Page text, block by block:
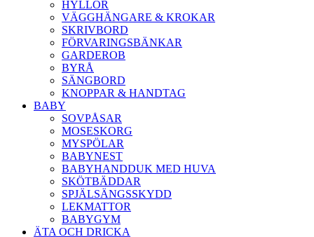
HYLLOR
VÄGGHÄNGARE & KROKAR
SKRIVBORD
FÖRVARINGSBÄNKAR
GARDEROB
BYRÅ
SÄNGBORD
KNOPPAR & HANDTAG
BABY
SOVPÅSAR
MOSESKORG
MYSPÖLAR
BABYNEST
BABYHANDDUK MED HUVA
SKÖTBÄDDAR
SPJÄLSÄNGSSKYDD
LEKMATTOR
BABYGYM
ÄTA OCH DRICKA